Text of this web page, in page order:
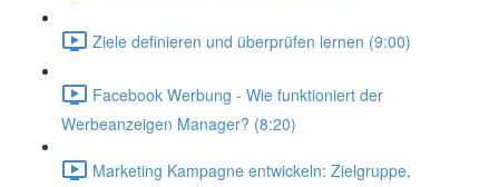
Ziele definieren und überprüfen lernen (9:00)
Facebook Werbung - Wie funktioniert der
Werbeanzeigen Manager? (8:20)
Marketing Kampagne entwickeln: Zielgruppe,